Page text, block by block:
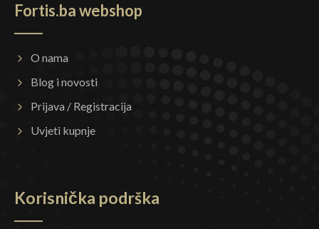
Fortis.ba webshop
O nama
Blog i novosti
Prijava / Registracija
Uvjeti kupnje
Korisnička podrška